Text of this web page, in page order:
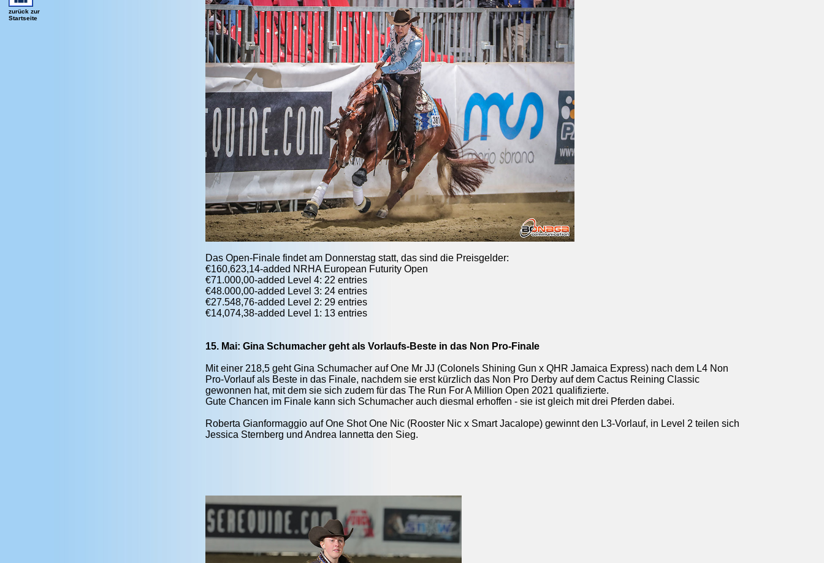
zurück zur
Startseite
Das Open-Finale findet am Donnerstag statt, das sind die Preisgelder:
€160,623,14-added NRHA European Futurity Open
€71.000,00-added Level 4: 22 entries
€48.000,00-added Level 3: 24 entries
€27.548,76-added Level 2: 29 entries
€14,074,38-added Level 1: 13 entries
15. Mai: Gina Schumacher geht als Vorlaufs-Beste in das Non Pro-Finale
Mit einer 218,5 geht Gina Schumacher auf One Mr JJ (Colonels Shining Gun x QHR Jamaica Express) nach dem L4 Non
Pro-Vorlauf als Beste in das Finale, nachdem sie erst kürzlich das Non Pro Derby auf dem Cactus Reining Classic
gewonnen hat, mit dem sie sich zudem für das The Run For A Million Open 2021 qualifizierte.
Gute Chancen im Finale kann sich Schumacher auch diesmal erhoffen - sie ist gleich mit drei Pferden dabei.
Roberta Gianformaggio auf One Shot One Nic (Rooster Nic x Smart Jacalope) gewinnt den L3-Vorlauf, in Level 2 teilen sich
Jessica Sternberg und Andrea Iannetta den Sieg.